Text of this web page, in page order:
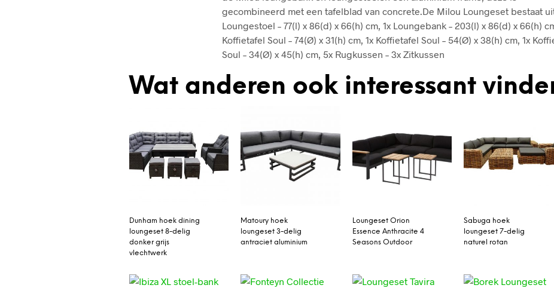
gecombineerd met een tafelblad van concrete.De Milou Loungeset bestaat
Loungestoel – 77(l) x 86(d) x 66(h) cm, 1x Loungebank – 203(l) x 86(d) x 66(h)
Koffietafel Soul – 74(Ø) x 31(h) cm, 1x Koffietafel Soul – 54(Ø) x 38(h) cm, 1x
Soul – 34(Ø) x 45(h) cm, 5x Rugkussen – 3x Zitkussen
Wat anderen ook interessant
Dunham hoek dining
loungeset 8-delig
donker grijs
vlechtwerk
Matoury hoek
loungeset 3-delig
antraciet aluminium
Loungeset Orion
Essence Anthracite 4
Seasons Outdoor
Sabuga hoek
loungeset 7-delig
naturel rotan